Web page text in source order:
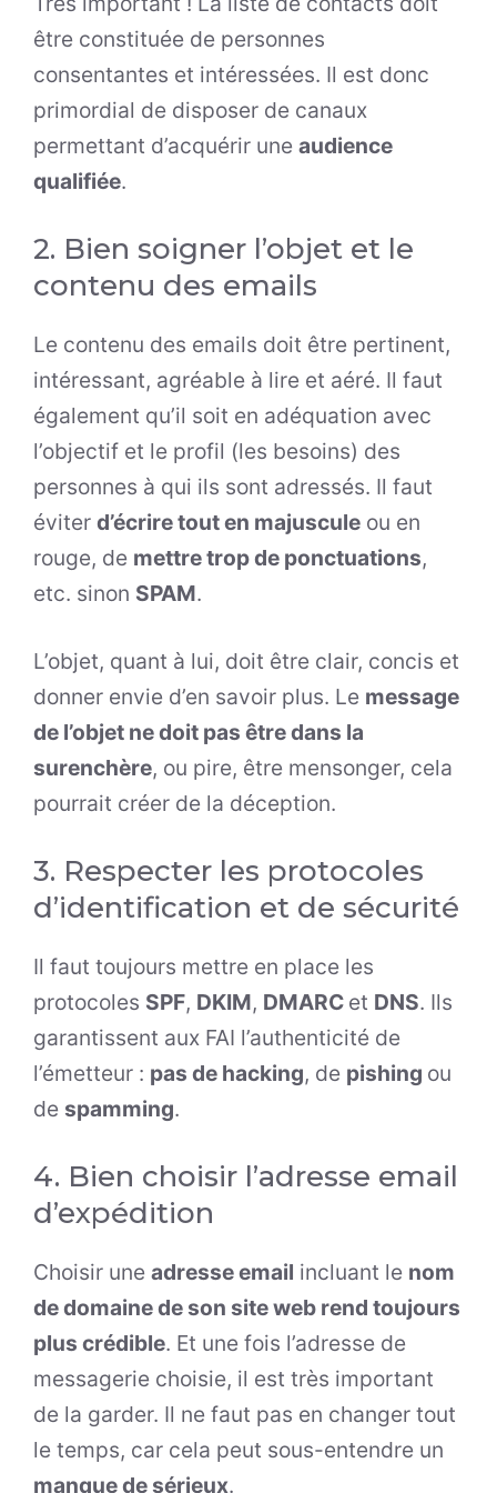
être constituée de personnes
consentantes et intéressées. Il est donc
primordial de disposer de canaux
permettant d’acquérir une audience
qualifiée.
2. Bien soigner l’objet et le
contenu des emails
Le contenu des emails doit être pertinent,
intéressant, agréable à lire et aéré. Il faut
également qu’il soit en adéquation avec
l’objectif et le profil (les besoins) des
personnes à qui ils sont adressés. Il faut
éviter d’écrire tout en majuscule ou en
rouge, de mettre trop de ponctuations,
etc. sinon SPAM.
L’objet, quant à lui, doit être clair, concis et
donner envie d’en savoir plus. Le message
de l’objet ne doit pas être dans la
surenchère, ou pire, être mensonger, cela
pourrait créer de la déception.
3. Respecter les protocoles
d’identification et de sécurité
Il faut toujours mettre en place les
protocoles SPF, DKIM, DMARC et DNS. Ils
garantissent aux FAI l’authenticité de
l’émetteur : pas de hacking, de pishing ou
de spamming.
4. Bien choisir l’adresse email
d’expédition
Choisir une adresse email incluant le nom
de domaine de son site web rend toujours
plus crédible. Et une fois l’adresse de
messagerie choisie, il est très important
de la garder. Il ne faut pas en changer tout
le temps, car cela peut sous-entendre un
manque de sérieux.